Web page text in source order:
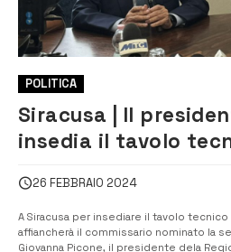
POLITICA
Siracusa | Il
insedia il tavolo
nuovo ospedale
26 FEBBRAIO 2024
A Siracusa per insediare il tavolo
affiancherà il commissario nominato la
Giovanna Picone, il presidente dela